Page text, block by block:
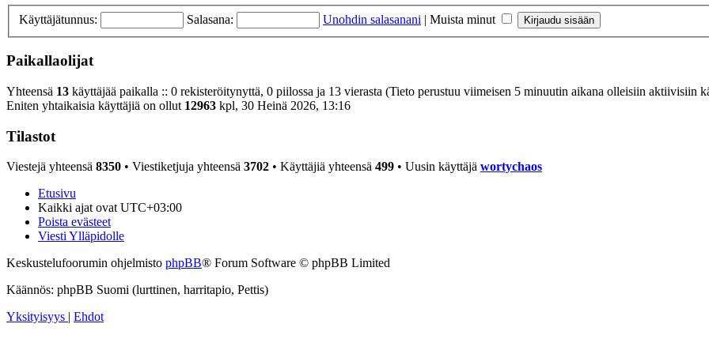
Käyttäjätunnus: Salasana: Unohdin salasanani | Muista minut
Paikallaolijat
Yhteensä 13 käyttäjää paikalla :: 0 rekisteröitynyttä, 0 piilossa ja 13 vierasta (Tieto perustuu viimeisen 5 minuutin aikana olleisiin aktiivisiin
Eniten yhtaikaisia käyttäjiä on ollut 12963 kpl, 30 Heinä 2026, 13:16
Tilastot
Viestejä yhteensä 8350 • Viestiketjuja yhteensä 3702 • Käyttäjiä yhteensä 499 • Uusin käyttäjä wortychaos
Etusivu
Kaikki ajat ovat UTC+03:00
Poista evästeet
Viesti Ylläpidolle
Keskustelufoorumin ohjelmisto phpBB® Forum Software © phpBB Limited
Käännös: phpBB Suomi (lurttinen, harritapio, Pettis)
Yksityisyys | Ehdot